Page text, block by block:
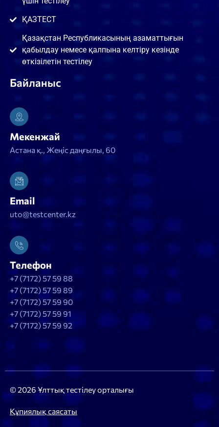
ҚАЗТЕСТ
Қазақстан Республикасының азаматтығын
қабылдау немесе қалпына келтіру кезінде
өткізілетін тестілеу
Байланыс
Мекенжай
Астана қ., Жеңіс даңғылы, 60
Email
uto@testcenter.kz
Телефон
+7 (7172) 57 59 88
+7 (7172) 57 59 89
+7 (7172) 57 59 90
+7 (7172) 57 59 91
+7 (7172) 57 59 92
© 2026 Ұлттық тестілеу орталығы
Құпиялық саясаты